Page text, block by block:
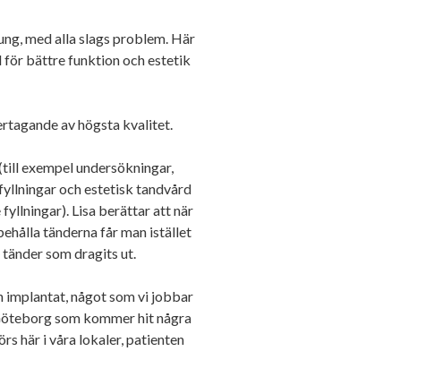
med alla slags problem. Här
för bättre funktion och estetik
av högsta kvalitet.
exempel undersökningar,
och estetisk tandvård
Lisa berättar att när
tänderna får man istället
som dragits ut.
implantat, något som vi jobbar
som kommer hit några
här i våra lokaler, patienten